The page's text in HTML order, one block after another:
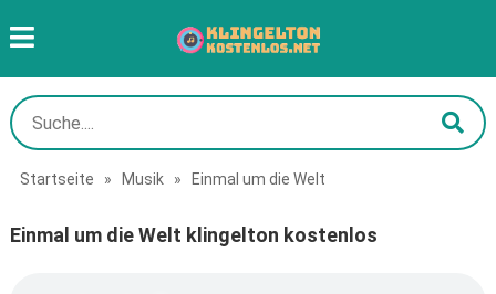
Startseite » Musik » Einmal um die Welt
Einmal um die Welt klingelton kostenlos